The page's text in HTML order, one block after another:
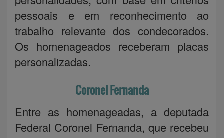
pessoais e em reconhecimento ao
trabalho relevante dos condecorados.
Os homenageados receberam placas
personalizadas.
Coronel Fernanda
Entre as homenageadas, a deputada
Federal Coronel Fernanda, que recebeu